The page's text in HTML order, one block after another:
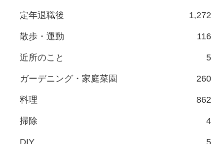
定年退職後 1,272
散歩・運動 116
近所のこと 5
ガーデニング・家庭菜園 260
料理 862
掃除 4